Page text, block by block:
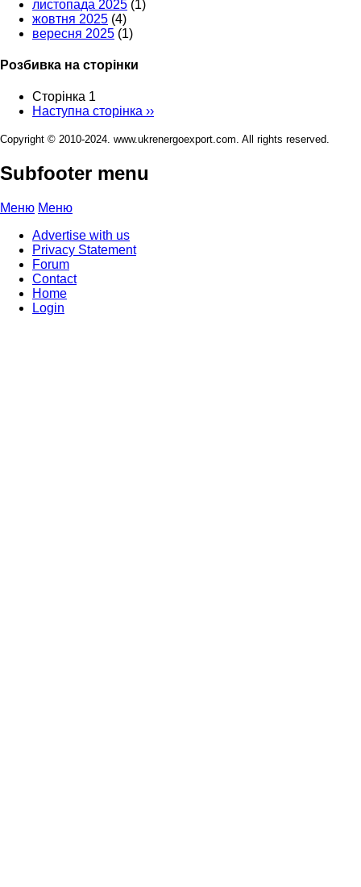
листопада 2025 (1)
жовтня 2025 (4)
вересня 2025 (1)
Розбивка на сторінки
Сторінка 1
Наступна сторінка ››
Copyright © 2010-2024. www.ukrenergoexport.com. All rights reserved.
Subfooter menu
Меню Меню
Advertise with us
Privacy Statement
Forum
Contact
Home
Login